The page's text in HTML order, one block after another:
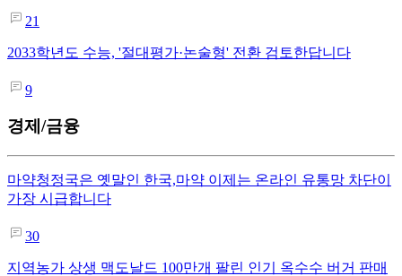
21
2033학년도 수능, '절대평가·논술형' 전환 검토한답니다
9
경제/금융
마약청정국은 옛말인 한국,마약 이제는 온라인 유통망 차단이
가장 시급합니다
30
지역농가 상생 맥도날드 100만개 팔린 인기 옥수수 버거 판매